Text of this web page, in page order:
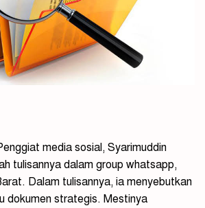
media sosial, Syarimuddin
tulisannya dalam group whatsapp,
Dalam tulisannya, ia menyebutkan
dokumen strategis. Mestinya